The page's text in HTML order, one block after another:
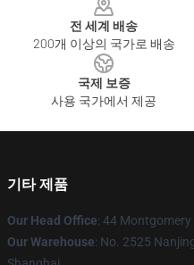
전 세계 배송
200개 이상의 국가로 배송
국제 보증
사용 국가에서 제공
기타 제품
Our Head Office: 44 Montgomery
Our Warehouse: No. 2525